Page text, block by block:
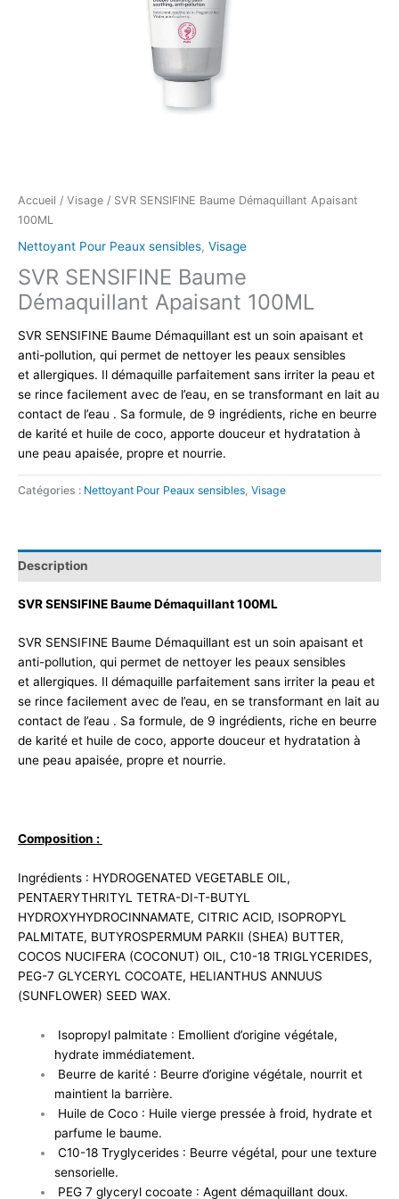
Accueil / Visage / SVR SENSIFINE Baume Démaquillant Apaisant
100ML
Nettoyant Pour Peaux sensibles, Visage
SVR SENSIFINE Baume
Démaquillant Apaisant 100ML
SVR SENSIFINE Baume Démaquillant est un soin apaisant et
anti-pollution, qui permet de nettoyer les peaux sensibles
et allergiques. Il démaquille parfaitement sans irriter la peau et
se rince facilement avec de l’eau, en se transformant en lait au
contact de l’eau . Sa formule, de 9 ingrédients, riche en beurre
de karité et huile de coco, apporte douceur et hydratation à
une peau apaisée, propre et nourrie.
Catégories : Nettoyant Pour Peaux sensibles, Visage
Description
SVR SENSIFINE Baume Démaquillant 100ML
SVR SENSIFINE Baume Démaquillant est un soin apaisant et
anti-pollution, qui permet de nettoyer les peaux sensibles
et allergiques. Il démaquille parfaitement sans irriter la peau et
se rince facilement avec de l’eau, en se transformant en lait au
contact de l’eau . Sa formule, de 9 ingrédients, riche en beurre
de karité et huile de coco, apporte douceur et hydratation à
une peau apaisée, propre et nourrie.
Composition :
Ingrédients : HYDROGENATED VEGETABLE OIL,
PENTAERYTHRITYL TETRA-DI-T-BUTYL
HYDROXYHYDROCINNAMATE, CITRIC ACID, ISOPROPYL
PALMITATE, BUTYROSPERMUM PARKII (SHEA) BUTTER,
COCOS NUCIFERA (COCONUT) OIL, C10-18 TRIGLYCERIDES,
PEG-7 GLYCERYL COCOATE, HELIANTHUS ANNUUS
(SUNFLOWER) SEED WAX.
Isopropyl palmitate : Emollient d’origine végétale,
hydrate immédiatement.
Beurre de karité : Beurre d’origine végétale, nourrit et
maintient la barrière.
Huile de Coco : Huile vierge pressée à froid, hydrate et
parfume le baume.
C10-18 Tryglycerides : Beurre végétal, pour une texture
sensorielle.
PEG 7 glyceryl cocoate : Agent démaquillant doux.